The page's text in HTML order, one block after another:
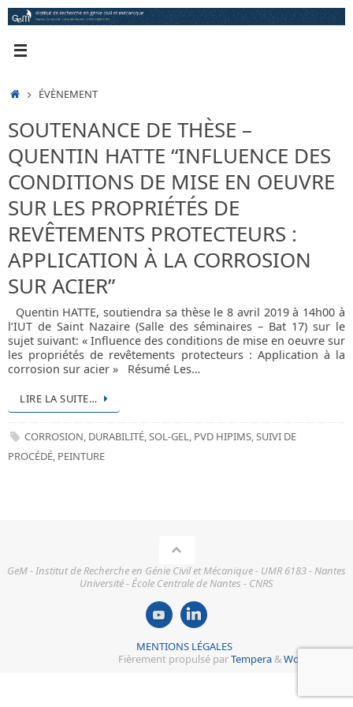
Passer
au
ACCUEIL
ÉVÈNEMENT
SOUTENANCE DE THÈSE –
QUENTIN HATTE “INFLUENCE DES
CONDITIONS DE MISE EN OEUVRE
SUR LES PROPRIÉTÉS DE
REVÊTEMENTS PROTECTEURS :
APPLICATION À LA CORROSION
SUR ACIER”
Quentin HATTE, soutiendra sa thèse le 8 avril 2019 à 14h00 à
l’IUT de Saint Nazaire (Salle des séminaires – Bat 17) sur le
sujet suivant: « Influence des conditions de mise en oeuvre sur
les propriétés de revêtements protecteurs : Application à la
corrosion sur acier » Résumé Les…
LIRE LA SUITE…
CORROSION, DURABILITÉ,SOL-GEL, PVD HIPIMS,SUIVI DE
PROCÉDÉ, PEINTURE
GeM - Institut de Recherche en Génie Civil et Mécanique - UMR 6183 - Nantes
Université - École Centrale de Nantes - CNRS
MENTIONS LÉGALES
Fièrement propulsé parTempera &WordPress.